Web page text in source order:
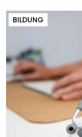
BILDUNG